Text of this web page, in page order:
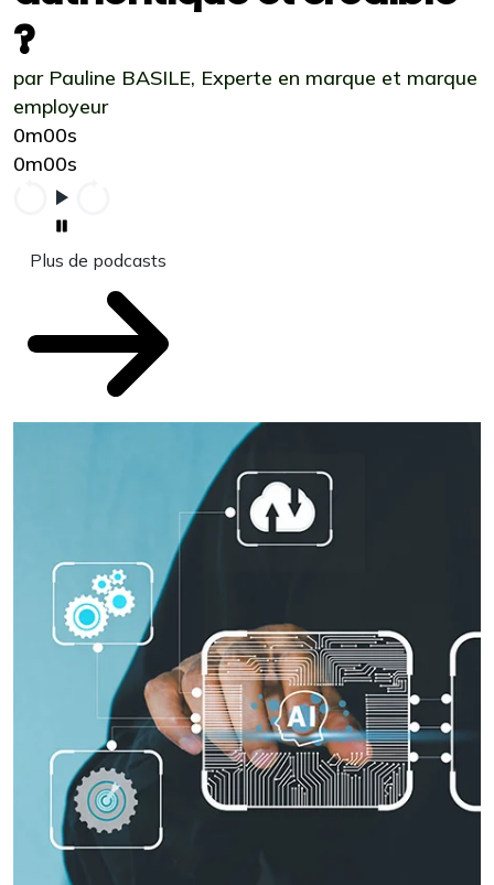
?
par Pauline BASILE, Experte en marque et marque
employeur
0m00s
0m00s
Plus de podcasts